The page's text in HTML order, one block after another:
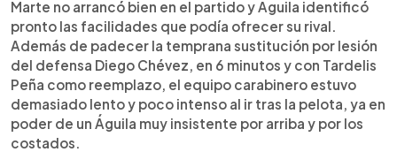
Marte no arrancó bien en el partido y Águila identificó
pronto las facilidades que podía ofrecer su rival.
Además de padecer la temprana sustitución por lesión
del defensa Diego Chévez, en 6 minutos y con Tardelis
Peña como reemplazo, el equipo carabinero estuvo
demasiado lento y poco intenso al ir tras la pelota, ya en
poder de un Águila muy insistente por arriba y por los
costados.